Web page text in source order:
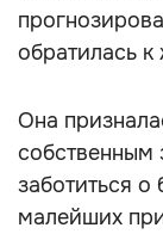
обратилась
Она
собственным
заботиться о
малейших